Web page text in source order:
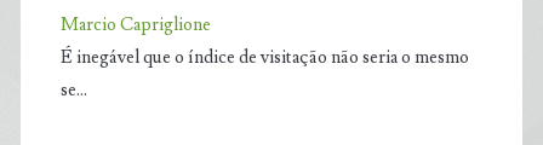
Marcio Capriglione
É inegável que o índice de visitação não seria o mesmo
se…